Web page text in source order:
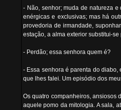
- Não, senhor; muda de natureza
enérgicas e exclusivas; mas há
provedoria de irmandade,
estação, a alma exterior substitui-
- Perdão; essa senhora quem é?
- Essa senhora é parenta do diabo,
que lhes falei. Um episódio dos
Os quatro companheiros, ansiosos
aquele pomo da mitologia. A sala,